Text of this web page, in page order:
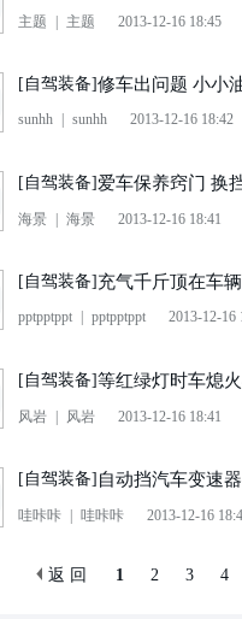
主题 | 主题 2013-12-16 18:45
[ 自驾装备]修车出问题 小小
sunhh | sunhh 2013-12-16 18:42
[ 自驾装备] 爱车保养窍门 换
海景 | 海景 2013-12-16 18:41
[ 自驾装备] 充气千斤顶在车
pptpptppt | pptpptppt 2013-12-16
[ 自驾装备]等红绿灯时车熄
风岩 | 风岩 2013-12-16 18:41
[ 自驾装备] 自动挡汽车变速
哇咔咔 | 哇咔咔 2013-12-16
1 2 3 4
返 回